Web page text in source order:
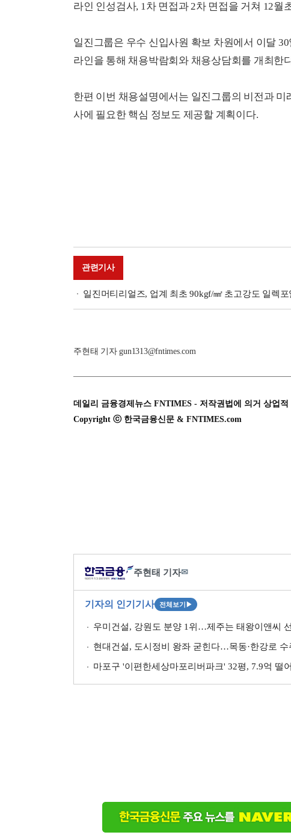
라인 인성검사, 1차 면접과 2차 면접을 거쳐 12월
일진그룹은 우수 신입사원 확보 차원에서 이달
라인을 통해 채용박람회와 채용상담회를 개최한
한편 이번 채용설명에서는 일진그룹의 비전과
사에 필요한 핵심 정보도 제공할 계획이다.
관련기사
일진머티리얼즈, 업계 최초 90kgf/㎟ 초고강도 일렉포
주현태 기자 gun1313@fntimes.com
데일리 금융경제뉴스 FNTIMES - 저작권법에 의거 상업
Copyright ⓒ 한국금융신문 & FNTIMES.com
주현태 기자✉
기자의 인기기사 전체보기 ▶
우미건설, 강원도 분양 1위…제주는 태왕이앤씨
현대건설, 도시정비 왕좌 굳힌다…목동·한강로 수
마포구 '이편한세상마포리버파크' 32평, 7.9억 떨